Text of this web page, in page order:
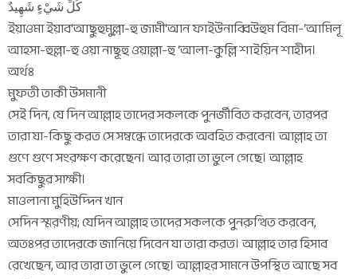
كُلِّ شَيْءٍ شَهِيدٌ
ইয়াওমা ইয়াব‘আছুহুমুল্লা-হু জামী‘আন ফাইউনাব্বিউহুম বিমা-‘আমিলূ
আহসা-হুল্লা-হু ওয়া নাছূহু ওয়াল্লা-হু ‘আলা-কুল্লি শাইয়িন শাহীদ।
অর্থঃ
মুফতী তাকী উসমানী
সেই দিন, যে দিন আল্লাহ তাদের সকলকে পুনর্জীবিত করবেন, তারপর
তারা যা-কিছু করত সে সম্বন্ধে তাদেরকে অবহিত করবেন। আল্লাহ তা
গুণে গুণে সংরক্ষণ করেছেন। আর তারা তা ভুলে গেছে। আল্লাহ
সবকিছুর সাক্ষী।
মাওলানা মুহিউদ্দিন খান
সেদিন স্মরণীয়; যেদিন আল্লাহ তাদের সকলকে পুনরুত্থিত করবেন,
অতঃপর তাদেরকে জানিয়ে দিবেন যা তারা করত। আল্লাহ তার হিসাব
রেখেছেন, আর তারা তা ভুলে গেছে। আল্লাহর সামনে উপস্থিত আছে সব